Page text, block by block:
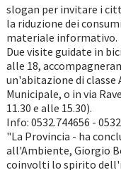
slogan per invitare i
la riduzione dei
materiale informativo.
Due visite guidate in
alle 18,
un'abitazione di classe
Municipale, o in via
11.30 e alle 15.30).
Info: 0532.744656 -
"La Provincia - ha
all'Ambiente, Giorgio
coinvolti lo spirito